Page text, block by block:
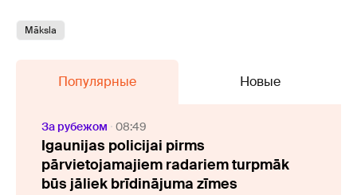
Māksla
Популярные Новые
За рубежом 08:49
Igaunijas policijai pirms
pārvietojamajiem radariem turpmāk
būs jāliek brīdinājuma zīmes